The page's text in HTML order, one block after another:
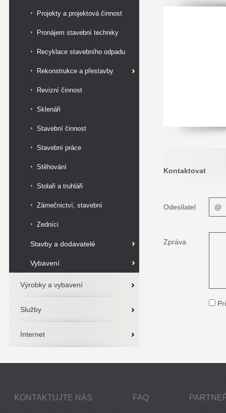
Projekty a projektová činnost
Pronájem stavební techniky
Recyklace stavebního odpadu
Rekonstrukce a přestavby
Revizní činnost
Sklenáři
Stavební činnost
Stavební práce
Stěhování
Stolaři a truhláři
Zámečnictví, stavební
zámečnictví
Zedníci
Stavby a dodavatelé
Vybavení
Výrobky a vybavení
Služby
Internet
Kontaktovat
Odesílatel
Zpráva
KONTAKTUJTE NÁS FAQ